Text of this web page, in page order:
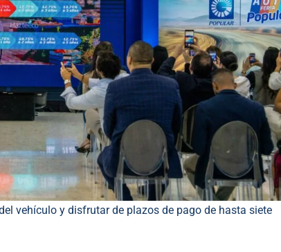
vehículo y disfrutar de plazos de pago de hasta siete